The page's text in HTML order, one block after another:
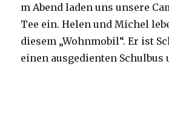
m Abend laden uns unsere
Tee ein. Helen und Michel
diesem „Wohnmobil“. Er ist
einen ausgedienten Schulbus